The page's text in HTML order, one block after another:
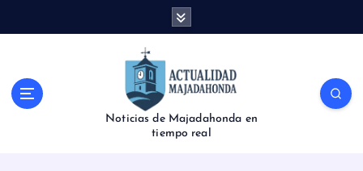
Noticias de Majadahonda en
tiempo real